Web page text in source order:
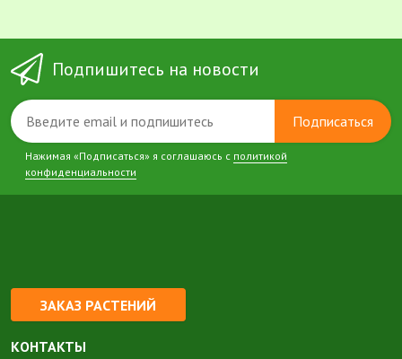
Подпишитесь на новости
Подписаться
Нажимая «Подписаться» я соглашаюсь с политикой
конфиденциальности
ЗАКАЗ РАСТЕНИЙ
КОНТАКТЫ